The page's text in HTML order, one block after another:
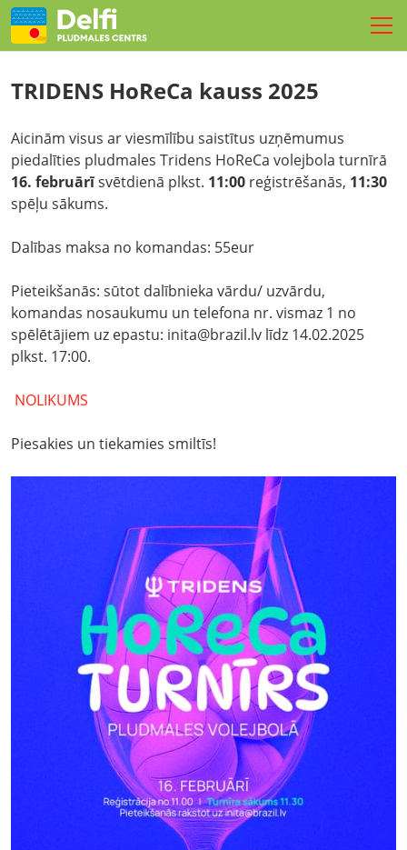
NOMETNES
REZERVĒ LAUKUMU
FIZIOTERAPIJA
LIVE
Kontakti
TRIDENS HoReCa kauss 2025
Aicinām visus ar viesmīlību saistītus uzņēmumus
piedalīties pludmales Tridens HoReCa volejbola turnīrā
16. februārīsvētdienā plkst. 11:00 reģistrēšanās, 11:30
spēļu sākums.
Dalības maksa no komandas: 55eur
Pieteikšanās: sūtot dalībnieka vārdu/ uzvārdu,
komandas nosaukumu un telefona nr. vismaz 1 no
spēlētājiem uz epastu: inita@brazil.lv līdz 14.02.2025
plkst. 17:00.
NOLIKUMS
Piesakies un tiekamies smiltīs!